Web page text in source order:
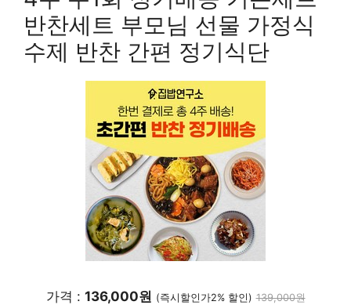
반찬세트 부모님 선물 가정식
수제 반찬 간편 정기식단
가격 : 136,000원 (즉시할인가2% 할인) 139,000원